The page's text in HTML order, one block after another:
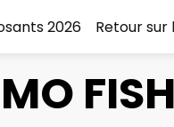
2026 Retour sur